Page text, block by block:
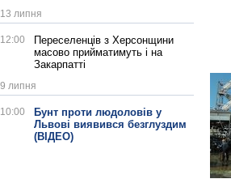
13 липня
12:00
Переселенців з Херсонщини
масово прийматимуть і на
Закарпатті
9 липня
10:00
Бунт проти людоловів у
Львові виявився безглуздим
(ВІДЕО)